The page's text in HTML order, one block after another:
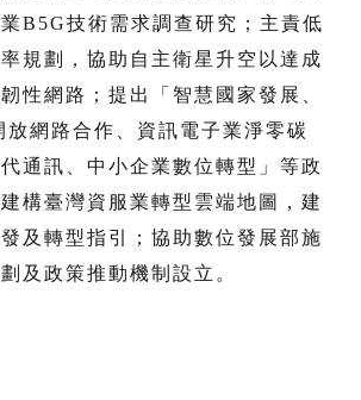
B5G技術需求調查研究；主責低
規劃，協助自主衛星升空以達成
性網路；提出「智慧國家發展、
放網路合作、資訊電子業淨零碳
通訊、中小企業數位轉型」等政
構臺灣資服業轉型雲端地圖，建
及轉型指引；協助數位發展部施
及政策推動機制設立。